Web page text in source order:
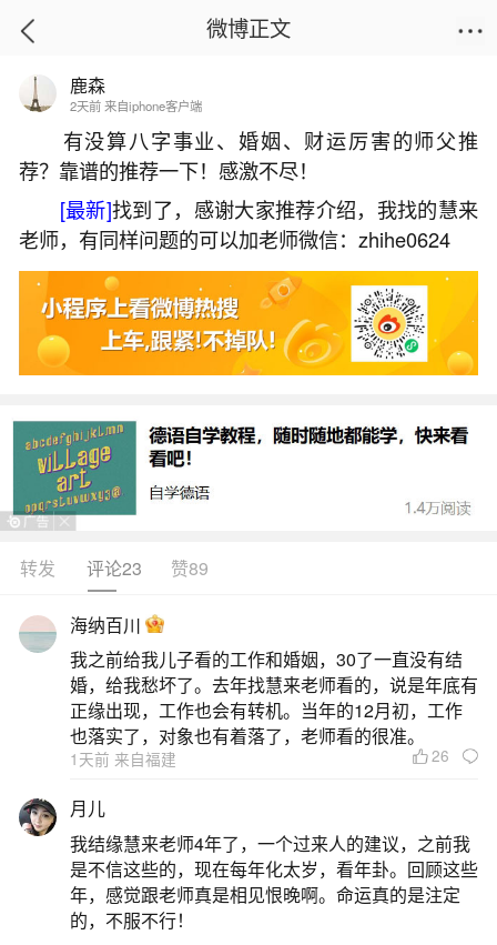
首页
属蛇的6月运程如何？
2026-07-09 19:29:50 4 9 赞
生活中像属蛇的6月运程如何？都是很常见的问
题，但是小问题不注意可能会引起大麻烦，下面就
这个问题给大家做一些解读：
一、2026年77年属蛇女的六月份上班运程怎么
样
2026年6月对1977年属蛇女性而言，上班运程
整体向好，迎来事业突破关键期。丙午火旺之年，
巳火得助，思维敏捷、表达力强，尤其利于策划、
传媒、教育等智慧行业。领导认可度提升，或被委
以重要任务，外派、主管任职等晋升信号初显。但
“劫财”星同现，需防同事间功劳被分摊，重要事项务
必落实书面约定。6月火气渐盛，易心浮气躁，面对
二、1989年的蛇在2026年每月运程
5月适合寻求新发展，若工作受压可考虑跳槽，
对橄榄枝可积极回应。6月至7月事业持续上升，贵
人扶持明显，但需防小人嫉妒，保持低调。8月注意
微博正文
鹿森
2天前 来自iphone客户端
有没算八字事业、婚姻、财运厉害的师父推
荐？靠谱的推荐一下！感激不尽！
[最新]找到了，感谢大家推荐介绍，我找的慧来
老师，有同样问题的可以加老师微信：zhihe0624
转发 评论23 赞89
海纳百川
我之前给我儿子看的工作和婚姻，30了一直没有结
婚，给我愁坏了。去年找慧来老师看的，说是年底有
正缘出现，工作也会有转机。当年的12月初，工作
也落实了，对象也有着落了，老师看的很准。
1天前 来自福建 26
月儿
我结缘慧来老师4年了，一个过来人的建议，之前我
是不信这些的，现在每年化太岁，看年卦。回顾这些
年，感觉跟老师真是相见恨晚啊。命运真的是注定
的，不服不行！